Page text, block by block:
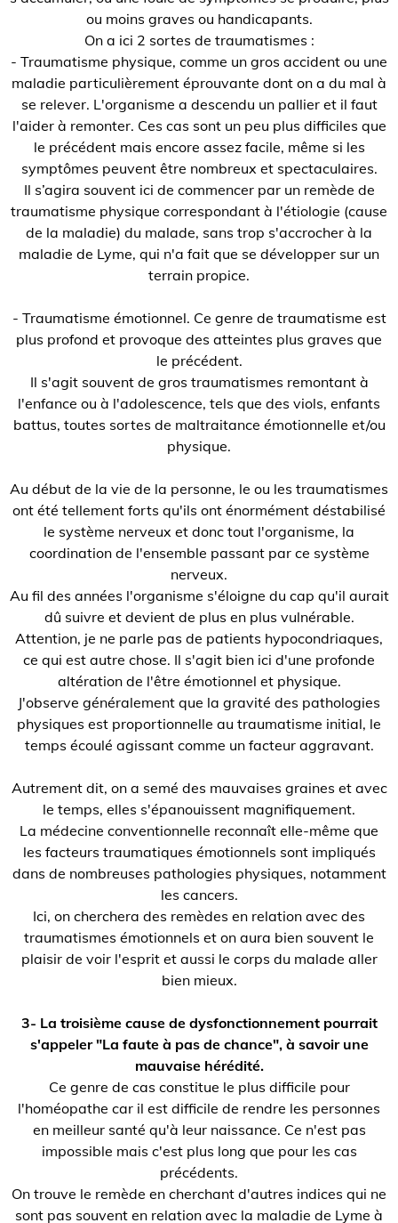
ou moins graves ou handicapants.
On a ici 2 sortes de traumatismes :
- Traumatisme physique, comme un gros accident ou une
maladie particulièrement éprouvante dont on a du mal à
se relever. L'organisme a descendu un pallier et il faut
l'aider à remonter. Ces cas sont un peu plus difficiles que
le précédent mais encore assez facile, même si les
symptômes peuvent être nombreux et spectaculaires.
Il s’agira souvent ici de commencer par un remède de
traumatisme physique correspondant à l'étiologie (cause
de la maladie) du malade, sans trop s'accrocher à la
maladie de Lyme, qui n'a fait que se développer sur un
terrain propice.
- Traumatisme émotionnel. Ce genre de traumatisme est
plus profond et provoque des atteintes plus graves que
le précédent.
Il s'agit souvent de gros traumatismes remontant à
l'enfance ou à l'adolescence, tels que des viols, enfants
battus, toutes sortes de maltraitance émotionnelle et/ou
physique.
Au début de la vie de la personne, le ou les traumatismes
ont été tellement forts qu'ils ont énormément déstabilisé
le système nerveux et donc tout l'organisme, la
coordination de l'ensemble passant par ce système
nerveux.
Au fil des années l'organisme s'éloigne du cap qu'il aurait
dû suivre et devient de plus en plus vulnérable.
Attention, je ne parle pas de patients hypocondriaques,
ce qui est autre chose. Il s'agit bien ici d'une profonde
altération de l'être émotionnel et physique.
J'observe généralement que la gravité des pathologies
physiques est proportionnelle au traumatisme initial, le
temps écoulé agissant comme un facteur aggravant.
Autrement dit, on a semé des mauvaises graines et avec
le temps, elles s'épanouissent magnifiquement.
La médecine conventionnelle reconnaît elle-même que
les facteurs traumatiques émotionnels sont impliqués
dans de nombreuses pathologies physiques, notamment
les cancers.
Ici, on cherchera des remèdes en relation avec des
traumatismes émotionnels et on aura bien souvent le
plaisir de voir l'esprit et aussi le corps du malade aller
bien mieux.
3- La troisième cause de dysfonctionnement pourrait
s'appeler "La faute à pas de chance", à savoir une
mauvaise hérédité.
Ce genre de cas constitue le plus difficile pour
l'homéopathe car il est difficile de rendre les personnes
en meilleur santé qu'à leur naissance. Ce n'est pas
impossible mais c'est plus long que pour les cas
précédents.
On trouve le remède en cherchant d'autres indices qui ne
sont pas souvent en relation avec la maladie de Lyme à